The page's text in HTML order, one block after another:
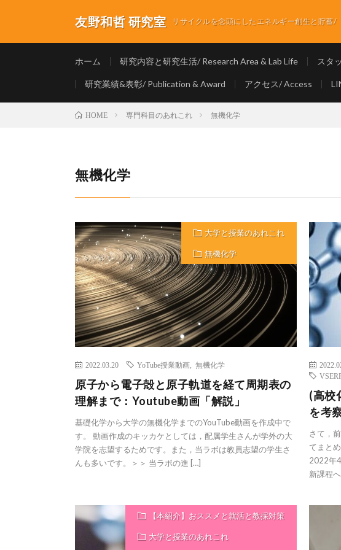
友野和哲 研究室 リサイクルを念頭にしたエネルギー創生と貯
ホーム 研究内容と研究生活/ Research Area & Lab Life スタ
研究業績&表彰/ Publication & Award アクセス/ Access
HOME 専門科目のあれこれ 無機化学
無機化学
大学と授業のあれこれ
無機化学
2022.03.20 YoTube授業動画 無機化学
原子から電子殻と原子軌道を経て周期表の
理解まで：Youtube動画「解説」
基礎化学から大学の無機化学までのYouTube動画を作成中で
す。 動画作成のキッカケとしては，配属学生さんが学外の大
学院を志望するためです。また，当ラボは教員志望の学生さ
んも多いです。＞＞ 当ラボの進 […]
(高校
を考
さて，
てまと
2022年
新課程
【本紹介】おススメと就活と教採対策
大学と授業のあれこれ